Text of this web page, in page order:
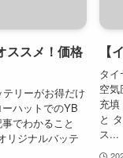
ススメ！価格
リーがお得だけ
ハットでのYB
でわかること
リジナルバッテ
【
タ
空
充
と
ス...